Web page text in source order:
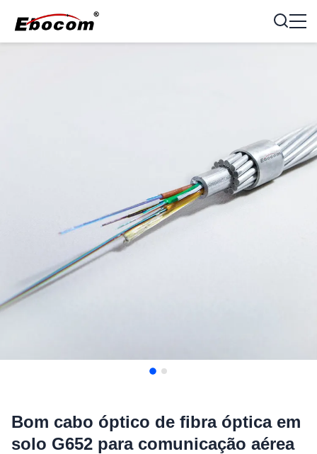
Bom cabo óptico de fibra óptica em
solo G652 para comunicação aérea